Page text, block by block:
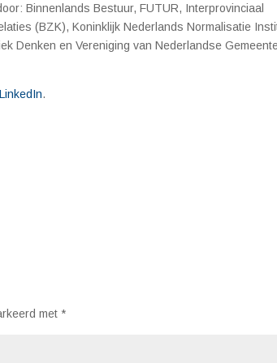
Binnenlands Bestuur, FUTUR, Interprovinciaal
(BZK), Koninklijk Nederlands Normalisatie
Denken en Vereniging van Nederlandse
LinkedIn.
met *